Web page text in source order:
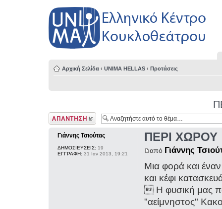
Αρχική Σελίδα ‹ UNIMA HELLAS ‹ Προτάσεις
Δημιουργία
απάντησης
ΠΕΡΙ ΧΩΡΟΥ
από Γιάννης
Μια φορά και
και κέφι
 H φυσική μας
"αείμνηστος"
Γιάννης Τσιούτας
ΔΗΜΟΣΙΕΥΣΕΙΣ: 19
ΕΓΓΡΑΦΗ: 31 Ιαν 2013, 19:21